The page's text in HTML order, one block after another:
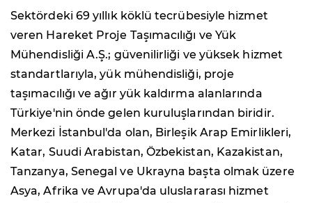
Sektördeki 69 yıllık köklü tecrübesiyle hizmet
veren Hareket Proje Taşımacılığı ve Yük
Mühendisliği A.Ş.; güvenilirliği ve yüksek hizmet
standartlarıyla, yük mühendisliği, proje
taşımacılığı ve ağır yük kaldırma alanlarında
Türkiye'nin önde gelen kuruluşlarından biridir.
Merkezi İstanbul'da olan, Birleşik Arap Emirlikleri,
Katar, Suudi Arabistan, Özbekistan, Kazakistan,
Tanzanya, Senegal ve Ukrayna başta olmak üzere
Asya, Afrika ve Avrupa'da uluslararası hizmet